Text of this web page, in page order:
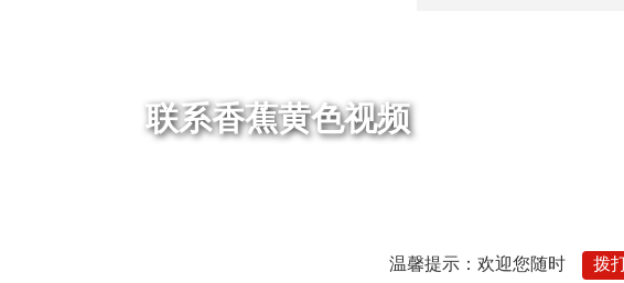
联系香蕉黄色视频
温馨提示：欢迎您随时 拨